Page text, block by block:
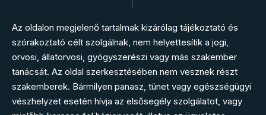
Az oldalon megjelenő tartalmak kizárólag tájékoztató és
szórakoztató célt szolgálnak, nem helyettesítik a jogi,
orvosi, állatorvosi, gyógyszerészi vagy más szakember
tanácsát. Az oldal szerkesztésében nem vesznek részt
szakemberek. Bármilyen panasz, tünet vagy egészségügyi
vészhelyzet esetén hívja az elsősegély szolgálatot, vagy